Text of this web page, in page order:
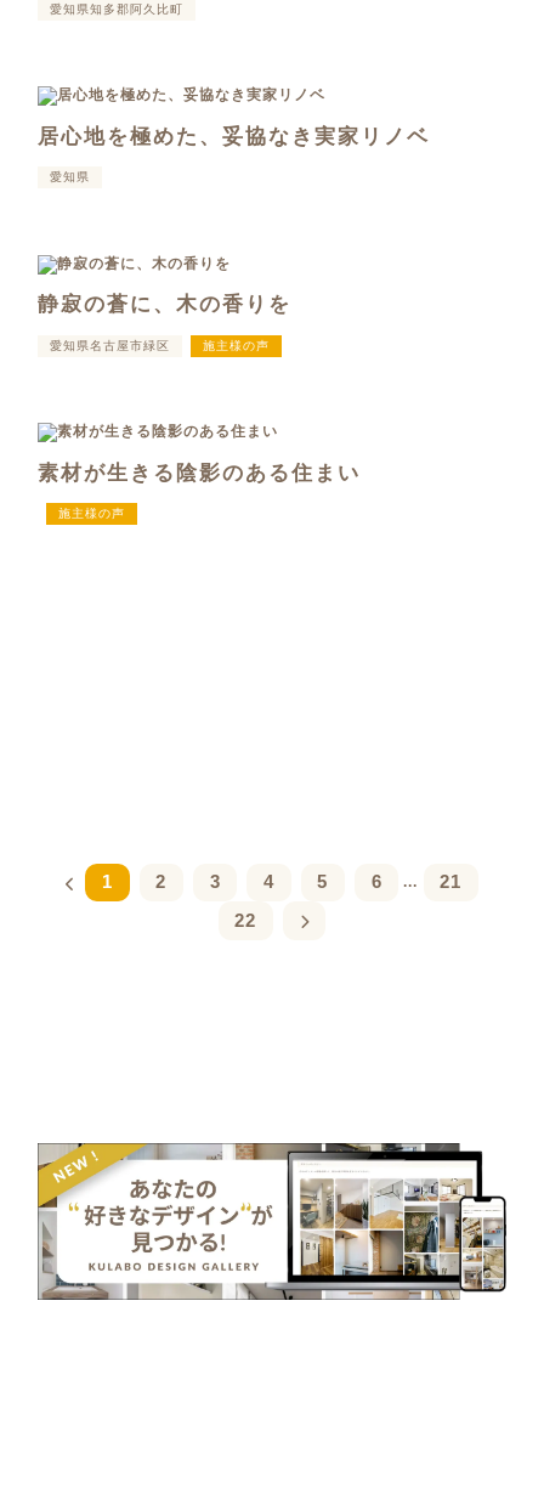
愛知県知多郡阿久比町
居心地を極めた、妥協なき実家リノベ
愛知県
静寂の蒼に、木の香りを
愛知県名古屋市緑区 施主様の声
素材が生きる陰影のある住まい
施主様の声
1 2 3 4 5 6 ...
21
22